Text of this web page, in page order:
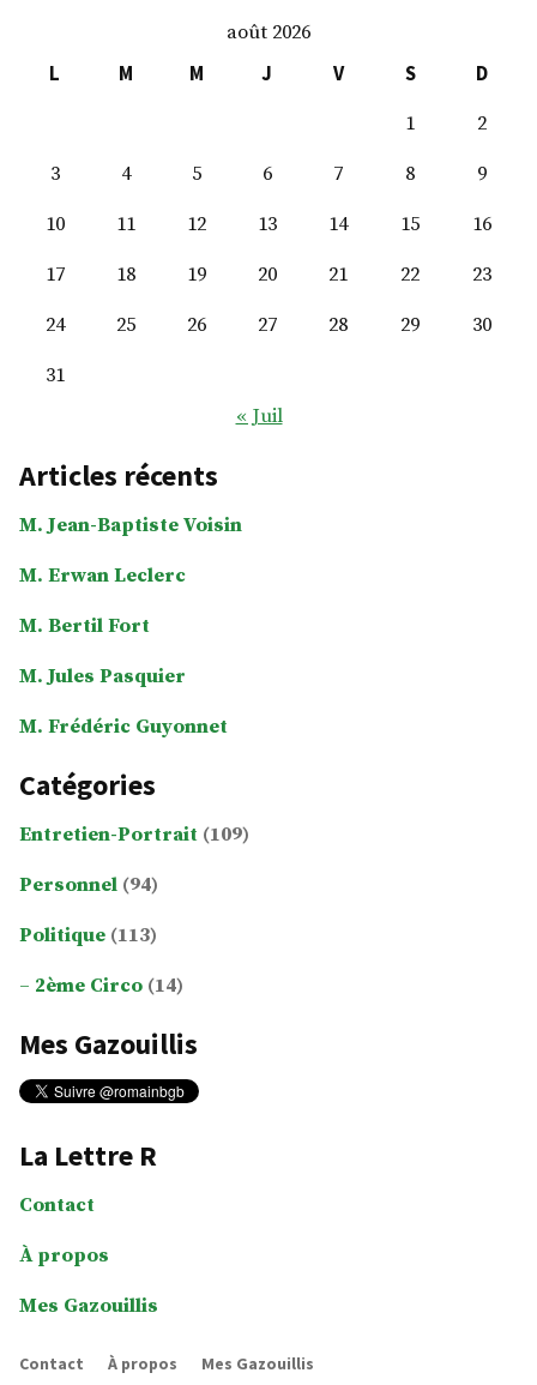
août 2026
L
M M J V S
D
1
2
3
4 5 6 7 8
9
10
11 12 13 14 15
16
17
18 19 20 21 22
23
24
25 26 27 28 29
30
31
« Juil
Articles récents
M. Jean-Baptiste Voisin
M. Erwan Leclerc
M. Bertil Fort
M. Jules Pasquier
M. Frédéric Guyonnet
Catégories
Entretien-Portrait (109)
Personnel (94)
Politique (113)
2ème Circo (14)
Mes Gazouillis
La Lettre R
Contact
À propos
Mes Gazouillis
Contact À propos Mes Gazouillis